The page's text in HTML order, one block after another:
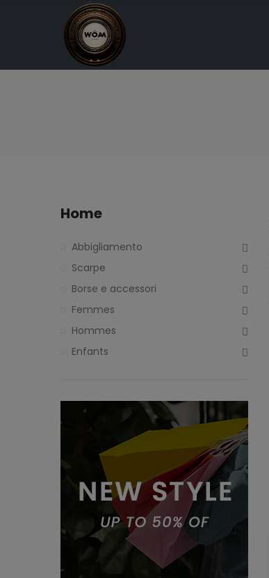
Home
Abbigliamento
Scarpe
Borse e accessori
Femmes
Hommes
Enfants